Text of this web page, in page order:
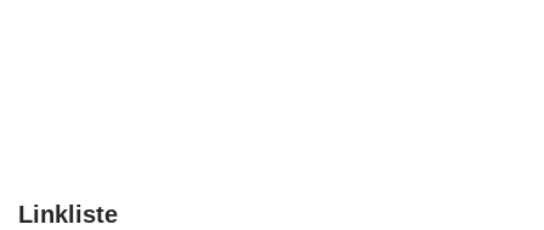
Linkliste